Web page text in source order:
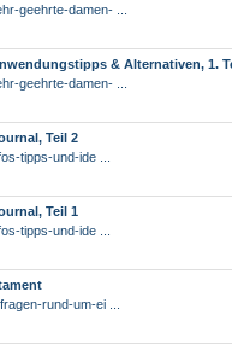
geehrte-damen- ...
& Alternativen, 1.
geehrte-damen- ...
Teil 2
tipps-und-ide ...
Teil 1
tipps-und-ide ...
rund-um-ei ...